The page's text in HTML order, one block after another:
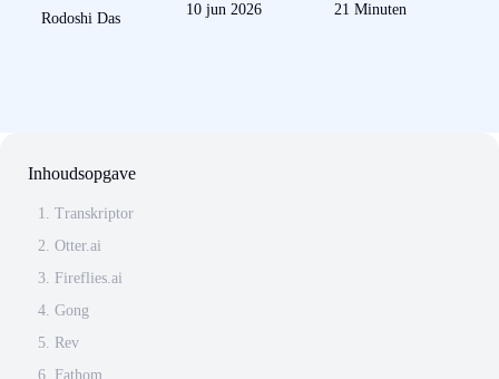
Rodoshi Das
10 jun 2026 21 Minuten
Inhoudsopgave
1. Transkriptor
2. Otter.ai
3. Fireflies.ai
4. Gong
5. Rev
6. Fathom